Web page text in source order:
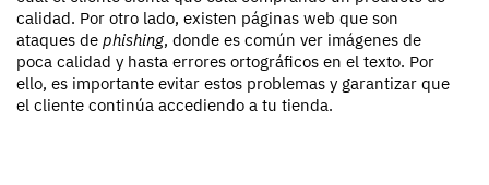
calidad. Por otro lado, existen páginas web que son
ataques de phishing, donde es común ver imágenes de
poca calidad y hasta errores ortográficos en el texto. Por
ello, es importante evitar estos problemas y garantizar que
el cliente continúa accediendo a tu tienda.